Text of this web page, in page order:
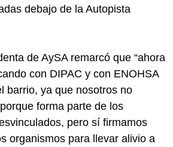
debajo de la Autopista
de AySA remarcó que “ahora
con DIPAC y con ENOHSA
barrio, ya que nosotros no
forma parte de los
pero sí firmamos
organismos para llevar alivio a